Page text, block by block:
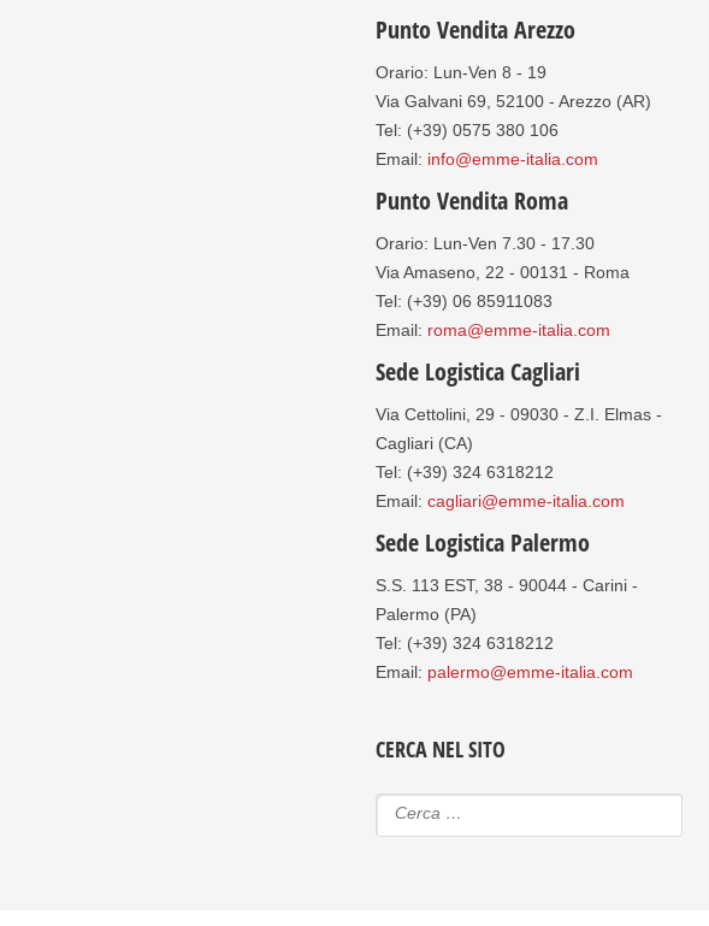
Punto Vendita Arezzo
Orario: Lun-Ven 8 - 19
Via Galvani 69, 52100 - Arezzo (AR)
Tel: (+39) 0575 380 106
Email: info@emme-italia.com
Punto Vendita Roma
Orario: Lun-Ven 7.30 - 17.30
Via Amaseno, 22 - 00131 - Roma
Tel: (+39) 06 85911083
Email: roma@emme-italia.com
Sede Logistica Cagliari
Via Cettolini, 29 - 09030 - Z.I. Elmas -
Cagliari (CA)
Tel: (+39) 324 6318212
Email: cagliari@emme-italia.com
Sede Logistica Palermo
S.S. 113 EST, 38 - 90044 - Carini -
Palermo (PA)
Tel: (+39) 324 6318212
Email: palermo@emme-italia.com
CERCA NEL SITO